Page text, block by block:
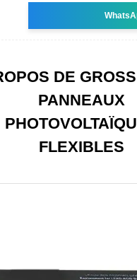
DE
PANNEAUX
FLEXIBLES